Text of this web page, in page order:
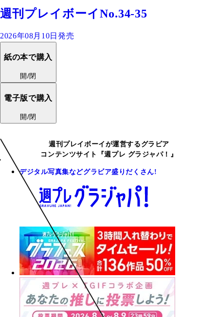
週刊プレイボーイNo.34-35
2026年08月10日発売
紙の本で購入
開/閉
電子版で購入
開/閉
週刊プレイボーイが運営するグラビア
コンテンツサイト『週プレ グラジャパ！』
デジタル写真集などグラビア盛りだくさん!